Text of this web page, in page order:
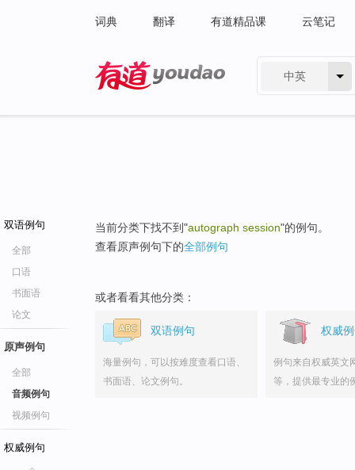
词典 翻译 有道精品课 云笔记
中英
双语例句
全部
口语
书面语
论文
原声例句
全部
音频例句
视频例句
权威例句
当前分类下找不到"autograph session"的例句。
查看原声例句下的全部例句
或者看看其他分类：
双语例句
海量例句，可以按难度查看口语、
书面语、论文例句。
权威
例句来自权威英文
等，提供最专业的